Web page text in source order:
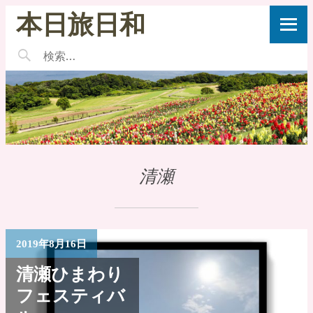
本日旅日和
清瀬
2019年8月16日
清瀬ひまわり
フェスティバ